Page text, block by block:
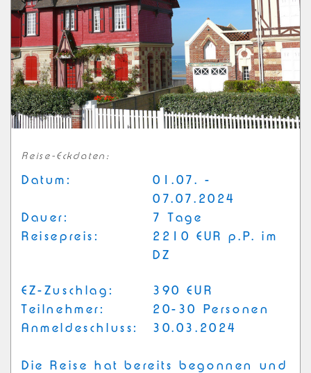
Reise-Eckdaten:
Datum:
01.07. -
07.07.2024
Dauer:
7 Tage
Reisepreis:
2210 EUR p.P. im
DZ
EZ-Zuschlag:
390 EUR
Teilnehmer:
20-30 Personen
Anmeldeschluss:
30.03.2024
Die Reise hat bereits begonnen und